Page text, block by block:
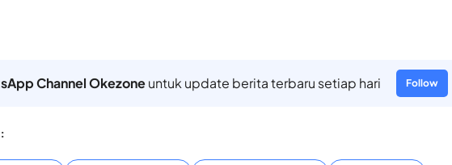
Channel Okezoneuntuk update berita terbaru setiap hari Follow